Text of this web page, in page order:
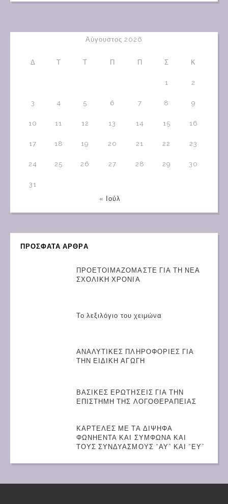
Αύγουστος 2026
Δ Τ Τ Π Π Σ Κ
1 2
3 4 5 6 7 8 9
10 11 12 13 14 15 16
17 18 19 20 21 22 23
24 25 26 27 28 29 30
31
« Ιούλ
ΠΡΟΣΦΑΤΑ ΑΡΘΡΑ
ΠΡΟΕΤΟΙΜΑΖΟΜΑΣΤΕ ΓΙΑ ΤΗ ΝΕΑ
ΣΧΟΛΙΚΗ ΧΡΟΝΙΑ
Το λεξιλόγιο του χειμώνα
ΑΝΑΛΥΤΙΚΕΣ ΠΛΗΡΟΦΟΡΙΕΣ ΓΙΑ
ΤΗΝ ΕΙΔΙΚΗ ΑΓΩΓΗ
ΒΑΣΙΚΕΣ ΕΡΩΤΗΣΕΙΣ ΓΙΑ ΤΗΝ
ΕΠΙΣΤΗΜΗ ΤΗΣ ΛΟΓΟΘΕΡΑΠΕΙΑΣ
ΚΑΡΤΕΛΕΣ ΜΕ ΤΑ ΔΙΨΗΦΑ
ΦΩΝΗΕΝΤΑ ΚΑΙ ΣΥΜΦΩΝΑ ΚΑΙ
ΤΟΥΣ ΣΥΝΔΥΑΣΜΟΥΣ “ΑΥ” ΚΑΙ “ΕΥ”